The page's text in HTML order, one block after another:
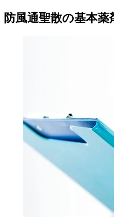
防風通聖散の基本薬